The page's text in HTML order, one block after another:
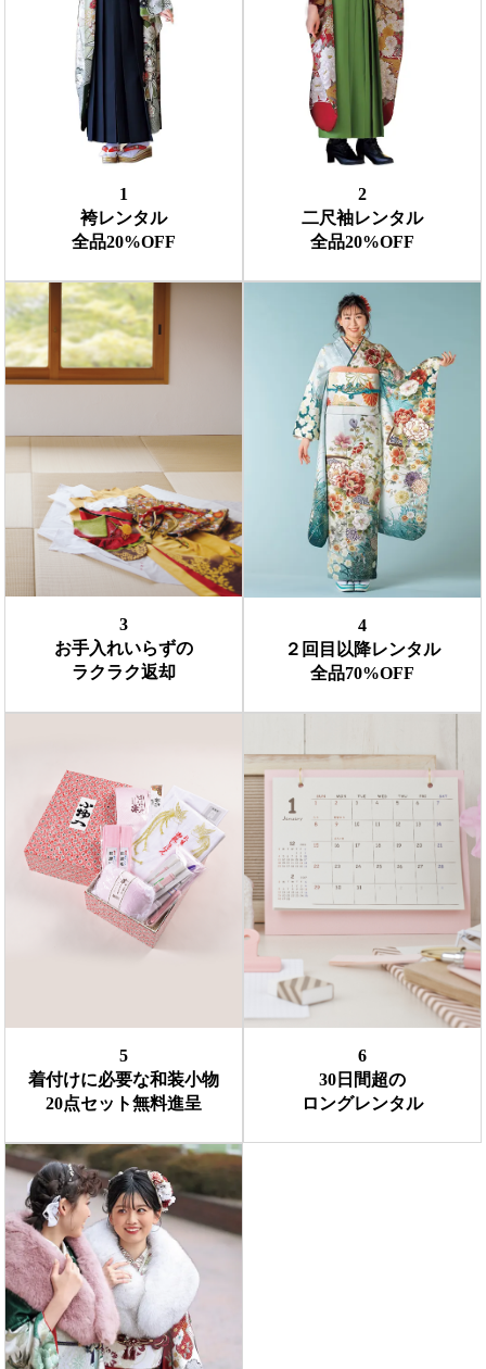
1
袴レンタル
全品20%OFF
2
二尺袖レンタル
全品20%OFF
3
お手入れいらずの
ラクラク返却
4
２回目以降レンタル
全品70%OFF
5
着付けに必要な和装小物
20点セット無料進呈
6
30日間超の
ロングレンタル